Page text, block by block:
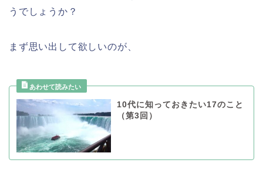
うでしょうか？
まず思い出して欲しいのが、
10代に知っておきたい17のこと
（第3回）